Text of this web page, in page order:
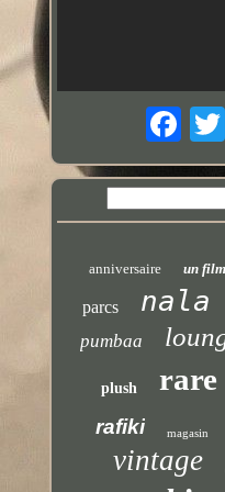
anniversaire un film
parcs nala
pumbaa
plush rare
rafiki magasin
vintage